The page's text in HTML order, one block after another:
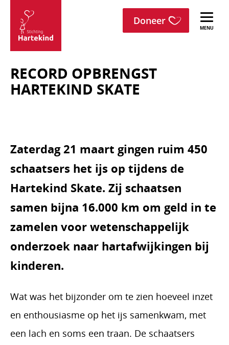
Sla navigatie over
Stichting
Hartekind
Doneer menu
RECORD OPBRENGST
HARTEKIND SKATE
Zaterdag 21 maart gingen ruim 450
schaatsers het ijs op tijdens de
Hartekind Skate. Zij schaatsen
samen bijna 16.000 km om geld in te
zamelen voor wetenschappelijk
onderzoek naar hartafwijkingen bij
kinderen.
Wat was het bijzonder om te zien hoeveel inzet
en enthousiasme op het ijs samenkwam, met
een lach en soms een traan. De schaatsers